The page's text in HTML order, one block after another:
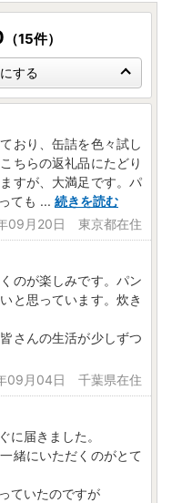
すので、商品到着時に
、ご回答にお時間を要
すが、ご回答までに1
すのであらかじめご了
合っておりご迷惑をお
願い申し上げます。
※土日祝・年末年始
（15件）
する
おり、缶詰を色々試し
ちらの返礼品にたどり
すが、大満足です。パ
ても ... 続きを読む
09月20日 東京都在住
のが楽しみです。パン
と思っています。炊き
さんの生活が少しずつ
09月04日 千葉県在住
に届きました。
緒にいただくのがとて
ていたのですが